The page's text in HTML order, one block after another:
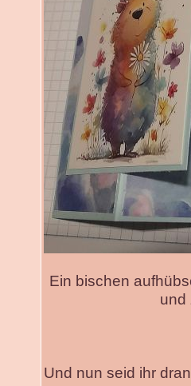
Ein bischen
und
Und nun seid ihr